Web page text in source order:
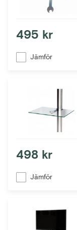
495 kr
Jämför
498 kr
Jämför